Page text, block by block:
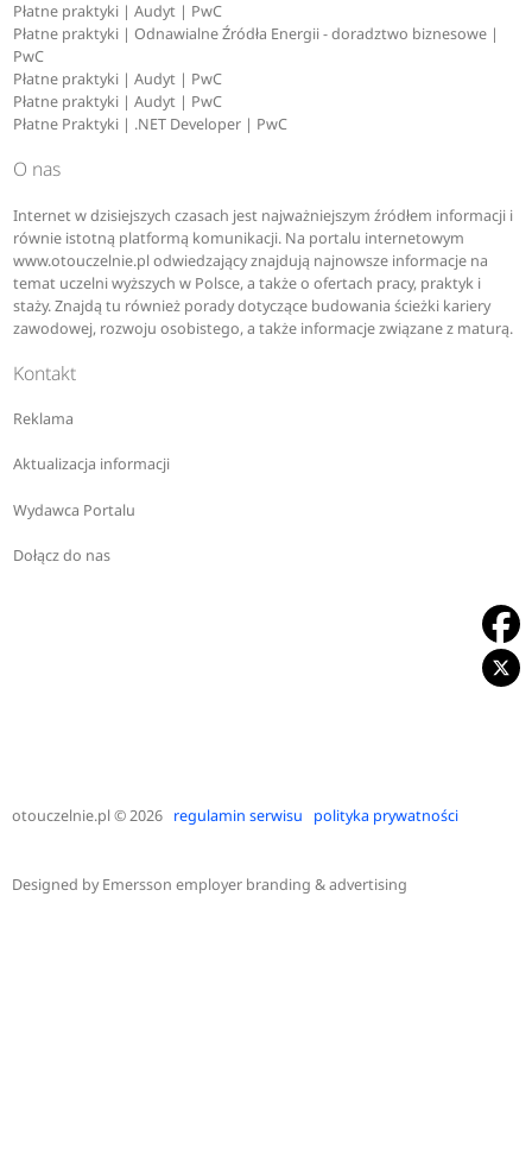
Płatne praktyki | Audyt | PwC
Płatne praktyki | Odnawialne Źródła Energii - doradztwo biznesowe |
PwC
Płatne praktyki | Audyt | PwC
Płatne praktyki | Audyt | PwC
Płatne Praktyki | .NET Developer | PwC
O nas
Internet w dzisiejszych czasach jest najważniejszym źródłem informacji i
równie istotną platformą komunikacji. Na portalu internetowym
www.otouczelnie.pl odwiedzający znajdują najnowsze informacje na
temat uczelni wyższych w Polsce, a także o ofertach pracy, praktyk i
staży. Znajdą tu również porady dotyczące budowania ścieżki kariery
zawodowej, rozwoju osobistego, a także informacje związane z maturą.
Kontakt
Reklama
Aktualizacja informacji
Wydawca Portalu
Dołącz do nas
otouczelnie.pl© 2026 regulamin serwisu polityka prywatności
Designed byEmersson employer branding & advertising